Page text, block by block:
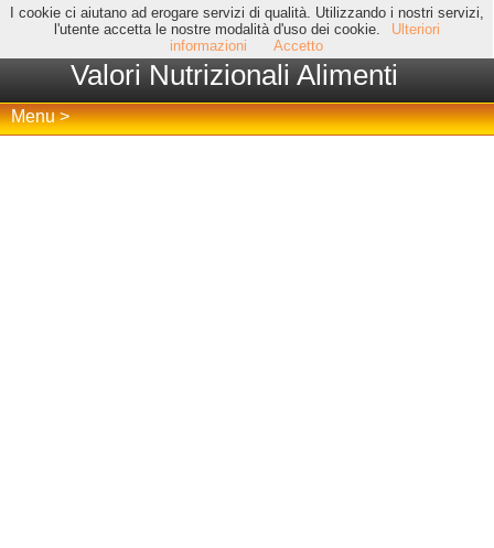
I cookie ci aiutano ad erogare servizi di qualità. Utilizzando i nostri servizi,
l'utente accetta le nostre modalità d'uso dei cookie.
Ulteriori
informazioni
Accetto
Valori Nutrizionali Alimenti
Menu >